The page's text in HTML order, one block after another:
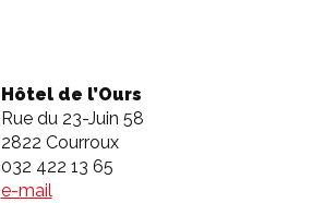
Hôtel de l’Ours
Rue du 23-Juin 58
2822 Courroux
032 422 13 65
e-mail